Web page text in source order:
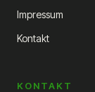
Impressum
Kontakt
KONTAKT